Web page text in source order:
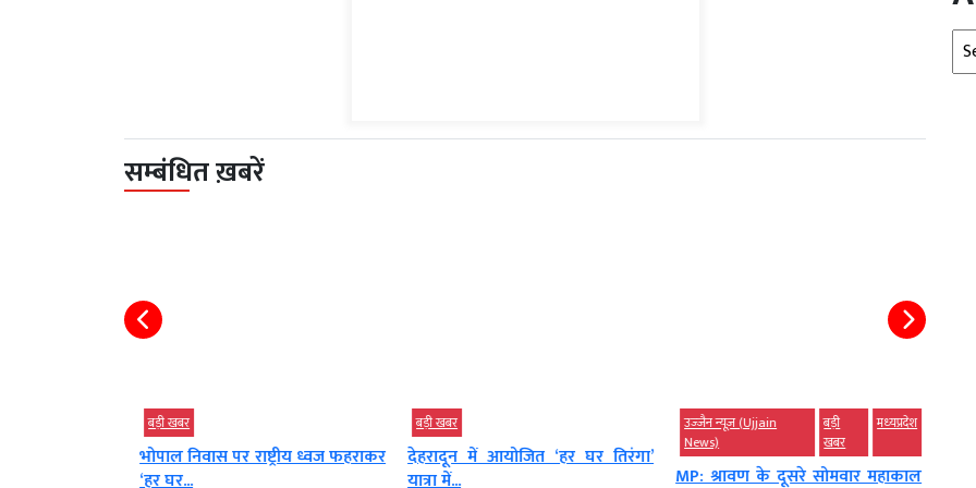
सम्बंधित ख़बरें
बड़ी खबर
भोपाल निवास पर राष्ट्रीय ध्वज फहराकर
‘हर घर...
बड़ी खबर
देहरादून में आयोजित ‘हर घर तिरंगा’
यात्रा में...
उज्‍जैन न्यूज़ (Ujjain
News)
बड़ी
खबर
मध्‍यप्रदेश
MP: श्रावण के दूसरे सोमवार महाकाल